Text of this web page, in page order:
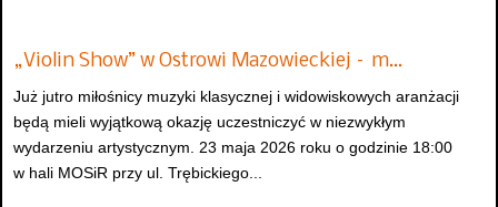
„Violin Show” w Ostrowi Mazowieckiej – m…
Już jutro miłośnicy muzyki klasycznej i widowiskowych aranżacji
będą mieli wyjątkową okazję uczestniczyć w niezwykłym
wydarzeniu artystycznym. 23 maja 2026 roku o godzinie 18:00
w hali MOSiR przy ul. Trębickiego...